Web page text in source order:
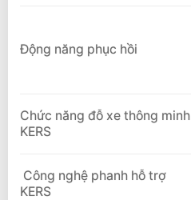
Động năng phục hồi
Chức năng đỗ xe thông minh
KERS
Công nghệ phanh hỗ trợ
KERS